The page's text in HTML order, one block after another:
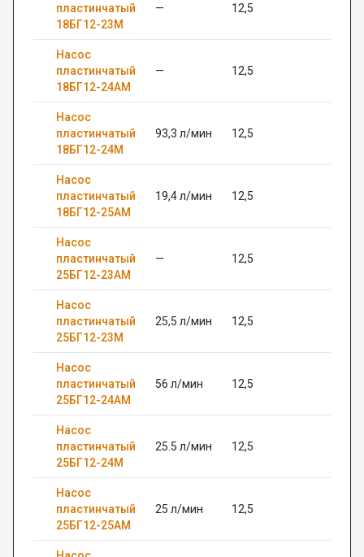
пластинчатый
18БГ12-23М
— 12,5
Насос
пластинчатый
18БГ12-24АМ
— 12,5
Насос
пластинчатый
18БГ12-24М
93,3 л/мин 12,5
Насос
пластинчатый
18БГ12-25АМ
19,4 л/мин 12,5
Насос
пластинчатый
25БГ12-23АМ
— 12,5
Насос
пластинчатый
25БГ12-23М
25,5 л/мин 12,5
Насос
пластинчатый
25БГ12-24АМ
56 л/мин 12,5
Насос
пластинчатый
25БГ12-24М
25.5 л/мин 12,5
Насос
пластинчатый
25БГ12-25АМ
25 л/мин 12,5